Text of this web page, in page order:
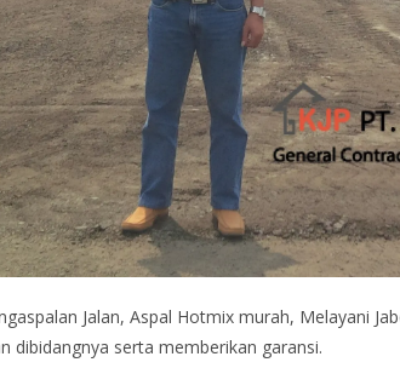
Jalan, Aspal Hotmix murah, Melayani
dibidangnya serta memberikan garansi.